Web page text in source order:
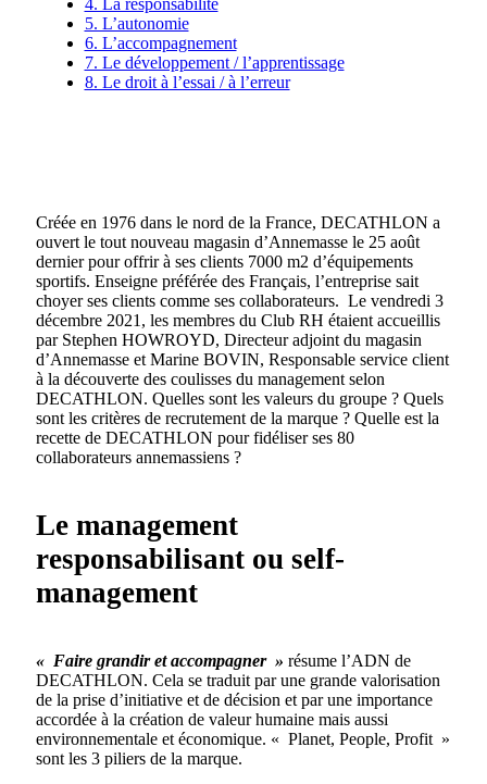
4. La responsabilité
5. L’autonomie
6. L’accompagnement
7. Le développement / l’apprentissage
8. Le droit à l’essai / à l’erreur
Créée en 1976 dans le nord de la France, DECATHLON a
ouvert le tout nouveau magasin d’Annemasse le 25 août
dernier pour offrir à ses clients 7000 m2 d’équipements
sportifs. Enseigne préférée des Français, l’entreprise sait
choyer ses clients comme ses collaborateurs. Le vendredi 3
décembre 2021, les membres du Club RH étaient accueillis
par Stephen HOWROYD, Directeur adjoint du magasin
d’Annemasse et Marine BOVIN, Responsable service client
à la découverte des coulisses du management selon
DECATHLON. Quelles sont les valeurs du groupe ? Quels
sont les critères de recrutement de la marque ? Quelle est la
recette de DECATHLON pour fidéliser ses 80
collaborateurs annemassiens ?
Le management
responsabilisant ou self-
management
« Faire grandir et accompagner » résume l’ADN de
DECATHLON. Cela se traduit par une grande valorisation
de la prise d’initiative et de décision et par une importance
accordée à la création de valeur humaine mais aussi
environnementale et économique. « Planet, People, Profit »
sont les 3 piliers de la marque.